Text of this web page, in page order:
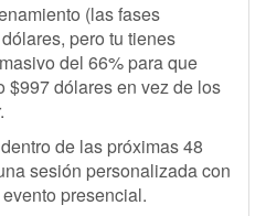
(las fases
pero tu tienes
del 66% para que
$997 dólares en vez de los
de las próximas 48
sesión personalizada con
presencial.